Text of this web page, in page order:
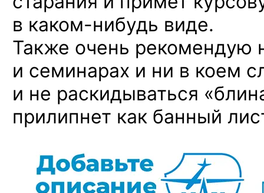
в каком-нибудь виде.
Также очень рекомендую
и семинарах и ни в коем
и не раскидываться
прилипнет как банный